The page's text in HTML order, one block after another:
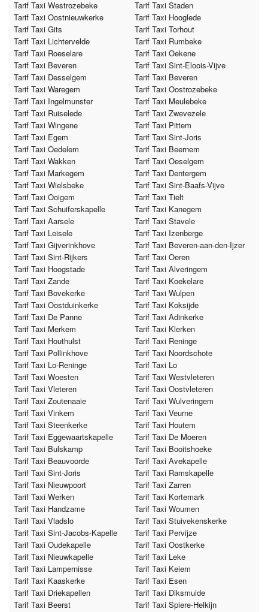
Tarif Taxi Westrozebeke
Tarif Taxi Staden
Tarif Taxi Oostnieuwkerke
Tarif Taxi Hooglede
Tarif Taxi Gits
Tarif Taxi Torhout
Tarif Taxi Lichtervelde
Tarif Taxi Rumbeke
Tarif Taxi Roeselare
Tarif Taxi Oekene
Tarif Taxi Beveren
Tarif Taxi Sint-Eloois-Vijve
Tarif Taxi Desselgem
Tarif Taxi Beveren
Tarif Taxi Waregem
Tarif Taxi Oostrozebeke
Tarif Taxi Ingelmunster
Tarif Taxi Meulebeke
Tarif Taxi Ruiselede
Tarif Taxi Zwevezele
Tarif Taxi Wingene
Tarif Taxi Pittem
Tarif Taxi Egem
Tarif Taxi Sint-Joris
Tarif Taxi Oedelem
Tarif Taxi Beernem
Tarif Taxi Wakken
Tarif Taxi Oeselgem
Tarif Taxi Markegem
Tarif Taxi Dentergem
Tarif Taxi Wielsbeke
Tarif Taxi Sint-Baafs-Vijve
Tarif Taxi Ooigem
Tarif Taxi Tielt
Tarif Taxi Schuiferskapelle
Tarif Taxi Kanegem
Tarif Taxi Aarsele
Tarif Taxi Stavele
Tarif Taxi Leisele
Tarif Taxi Izenberge
Tarif Taxi Gijverinkhove
Tarif Taxi Beveren-aan-den-Ijzer
Tarif Taxi Sint-Rijkers
Tarif Taxi Oeren
Tarif Taxi Hoogstade
Tarif Taxi Alveringem
Tarif Taxi Zande
Tarif Taxi Koekelare
Tarif Taxi Bovekerke
Tarif Taxi Wulpen
Tarif Taxi Oostduinkerke
Tarif Taxi Koksijde
Tarif Taxi De Panne
Tarif Taxi Adinkerke
Tarif Taxi Merkem
Tarif Taxi Klerken
Tarif Taxi Houthulst
Tarif Taxi Reninge
Tarif Taxi Pollinkhove
Tarif Taxi Noordschote
Tarif Taxi Lo-Reninge
Tarif Taxi Lo
Tarif Taxi Woesten
Tarif Taxi Westvleteren
Tarif Taxi Vleteren
Tarif Taxi Oostvleteren
Tarif Taxi Zoutenaaie
Tarif Taxi Wulveringem
Tarif Taxi Vinkem
Tarif Taxi Veurne
Tarif Taxi Steenkerke
Tarif Taxi Houtem
Tarif Taxi Eggewaartskapelle
Tarif Taxi De Moeren
Tarif Taxi Bulskamp
Tarif Taxi Booitshoeke
Tarif Taxi Beauvoorde
Tarif Taxi Avekapelle
Tarif Taxi Sint-Joris
Tarif Taxi Ramskapelle
Tarif Taxi Nieuwpoort
Tarif Taxi Zarren
Tarif Taxi Werken
Tarif Taxi Kortemark
Tarif Taxi Handzame
Tarif Taxi Woumen
Tarif Taxi Vladslo
Tarif Taxi Stuivekenskerke
Tarif Taxi Sint-Jacobs-Kapelle
Tarif Taxi Pervijze
Tarif Taxi Oudekapelle
Tarif Taxi Oostkerke
Tarif Taxi Nieuwkapelle
Tarif Taxi Leke
Tarif Taxi Lampernisse
Tarif Taxi Keiem
Tarif Taxi Kaaskerke
Tarif Taxi Esen
Tarif Taxi Driekapellen
Tarif Taxi Diksmuide
Tarif Taxi Beerst
Tarif Taxi Spiere-Helkijn